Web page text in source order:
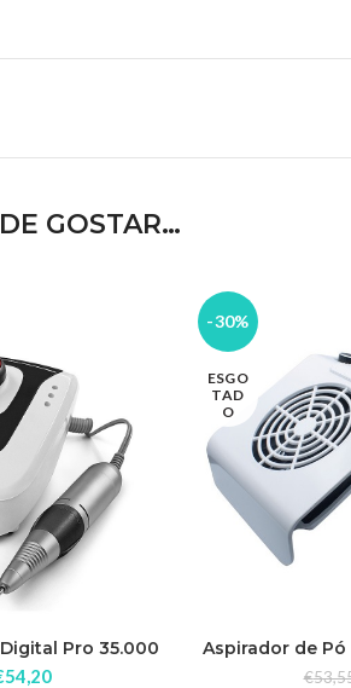
GOSTAR…
Pro 35.000
54,20
-30%
ESGO
TAD
O
Aspirador de Pó
858-2
€